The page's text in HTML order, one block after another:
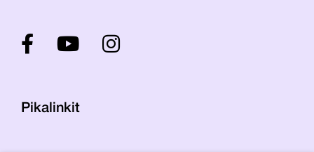
Pikalinkit